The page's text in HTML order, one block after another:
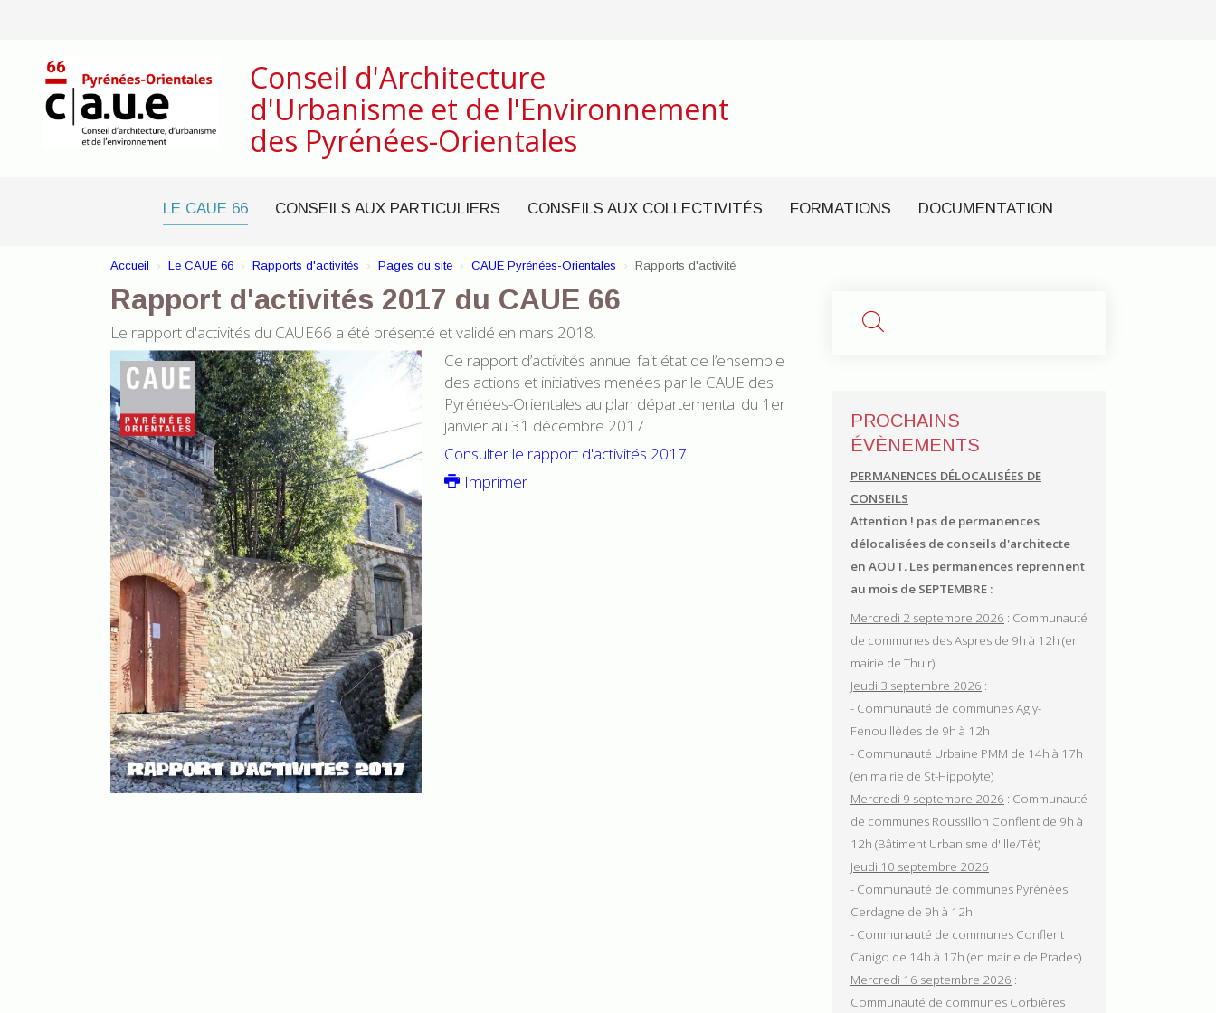
Conseil d'Architecture
d'Urbanisme et de l'Environnement
des Pyrénées-Orientales
LE CAUE 66 CONSEILS AUX PARTICULIERS CONSEILS AUX COLLECTIVITÉS FORMATIONS DOCUMENTATION
Accueil Le CAUE 66 Rapports d'activités Pages du site CAUE Pyrénées-Orientales Rapports d'activité
Rapport d'activités 2017 du CAUE 66
Le rapport d'activités du CAUE66 a été présenté et validé en mars 2018.
Ce rapport d’activités annuel fait état de l’ensemble
des actions et initiatives menées par le CAUE des
Pyrénées-Orientales au plan départemental du 1er
janvier au 31 décembre 2017.
Consulter le rapport d'activités 2017
Imprimer
PROCHAINS
ÉVÈNEMENTS
PERMANENCES DÉLOCALISÉES DE
CONSEILS
Attention ! pas de permanences
délocalisées de conseils d'architecte
en AOUT. Les permanences reprennent
au mois de SEPTEMBRE :
Mercredi 2 septembre 2026 : Communauté
de communes des Aspres de 9h à 12h (en
mairie de Thuir)
Jeudi 3 septembre 2026 :
- Communauté de communes Agly-
Fenouillèdes de 9h à 12h
- Communauté Urbaine PMM de 14h à 17h
(en mairie de St-Hippolyte)
Mercredi 9 septembre 2026 : Communauté
de communes Roussillon Conflent de 9h à
12h (Bâtiment Urbanisme d'Ille/Têt)
Jeudi 10 septembre 2026 :
- Communauté de communes Pyrénées
Cerdagne de 9h à 12h
- Communauté de communes Conflent
Canigo de 14h à 17h (en mairie de Prades)
Mercredi 16 septembre 2026 :
Communauté de communes Corbières